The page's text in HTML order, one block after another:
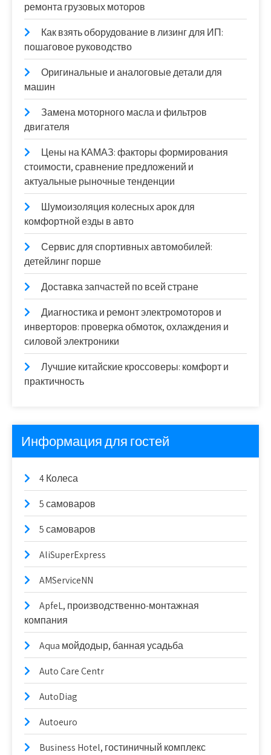
ремонта грузовых моторов
Как взять оборудование в лизинг для ИП:
пошаговое руководство
Оригинальные и аналоговые детали для
машин
Замена моторного масла и фильтров
двигателя
Цены на КАМАЗ: факторы формирования
стоимости, сравнение предложений и
актуальные рыночные тенденции
Шумоизоляция колесных арок для
комфортной езды в авто
Сервис для спортивных автомобилей:
детейлинг порше
Доставка запчастей по всей стране
Диагностика и ремонт электромоторов и
инверторов: проверка обмоток, охлаждения и
силовой электроники
Лучшие китайские кроссоверы: комфорт и
практичность
Информация для гостей
4 Колеса
5 самоваров
5 самоваров
AliSuperExpress
AMServiceNN
ApfeL, производственно-монтажная
компания
Aqua мойдодыр, банная усадьба
Auto Care Centr
AutoDiag
Autoeuro
Business Hotel, гостиничный комплекс